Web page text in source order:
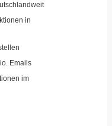
in
Emails
im